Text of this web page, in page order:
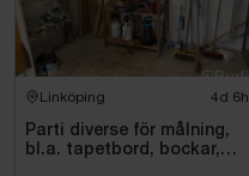
Linköping 4d 6h
Parti diverse för målning,
bl.a. tapetbord, bockar,